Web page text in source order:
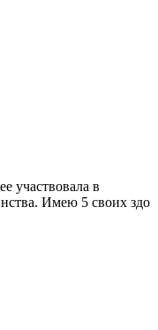
участвовала в
Имею 5 своих здо